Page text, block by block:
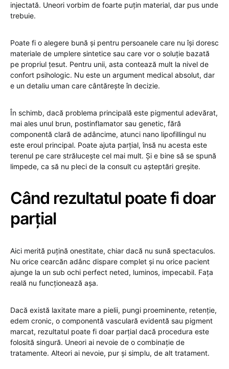
injectată. Uneori vorbim de foarte puțin material, dar pus unde
trebuie.
Poate fi o alegere bună și pentru persoanele care nu își doresc
materiale de umplere sintetice sau care vor o soluție bazată
pe propriul țesut. Pentru unii, asta contează mult la nivel de
confort psihologic. Nu este un argument medical absolut, dar
e un detaliu uman care cântărește în decizie.
În schimb, dacă problema principală este pigmentul adevărat,
mai ales unul brun, postinflamator sau genetic, fără
componentă clară de adâncime, atunci nano lipofillingul nu
este eroul principal. Poate ajuta parțial, însă nu acesta este
terenul pe care strălucește cel mai mult. Și e bine să se spună
limpede, ca să nu pleci de la consult cu așteptări greșite.
Când rezultatul poate fi doar
parțial
Aici merită puțină onestitate, chiar dacă nu sună spectaculos.
Nu orice cearcăn adânc dispare complet și nu orice pacient
ajunge la un sub ochi perfect neted, luminos, impecabil. Fața
reală nu funcționează așa.
Dacă există laxitate mare a pielii, pungi proeminente, retenție,
edem cronic, o componentă vasculară evidentă sau pigment
marcat, rezultatul poate fi doar parțial dacă procedura este
folosită singură. Uneori ai nevoie de o combinație de
tratamente. Alteori ai nevoie, pur și simplu, de alt tratament.